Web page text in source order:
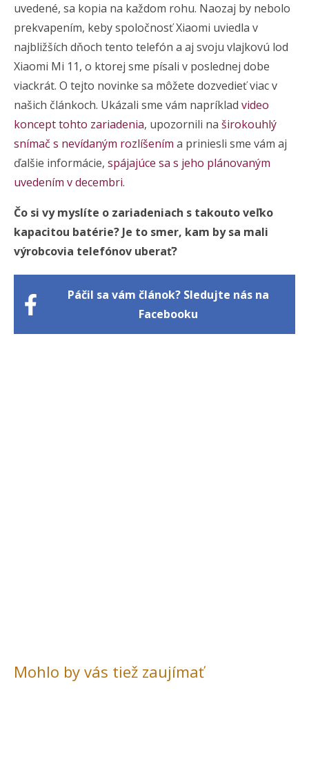
uvedené, sa kopia na každom rohu. Naozaj by nebolo
prekvapením, keby spoločnosť Xiaomi uviedla v
najbližších dňoch tento telefón a aj svoju vlajkovú lod
Xiaomi Mi 11, o ktorej sme písali v poslednej dobe
viackrát. O tejto novinke sa môžete dozvedieť viac v
našich článkoch. Ukázali sme vám napríklad video
koncept tohto zariadenia, upozornili na širokouhlý
snímač s nevídaným rozlíšením a priniesli sme vám aj
ďalšie informácie, spájajúce sa s jeho plánovaným
uvedením v decembri.
Čo si vy myslíte o zariadeniach s takouto veľko
kapacitou batérie? Je to smer, kam by sa mali
výrobcovia telefónov uberať?
Páčil sa vám článok? Sledujte nás na
Facebooku
Mohlo by vás tiež zaujímať